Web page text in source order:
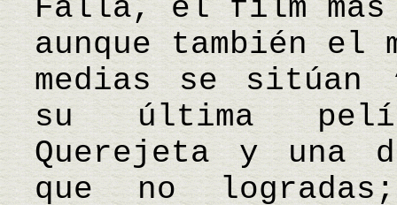
Falla, el film más
aunque también el
medias se sitúan
su última
Querejeta y una
que no